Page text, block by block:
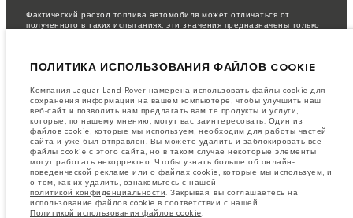
Фактический расход топлива автомобиля может отличаться от
полученного в таких испытаниях, эти значения предназначены только
настоящее время в мире наблюдается дефицит полупроводников,
транспортных средств, доступность опционального оборудования и
сроки производства. Ситуация меняется очень быстро. Поэтому
используемые на сайте изображения могут не в полной мере
соответствовать доступным особенностям, опциям, комплектациям и
цветовым схемам автомобилей. Подробную информацию о
действующих ограничениях уточняйте у авторизованных дилеров.
Информация, технические характеристики, двигатели и цвета на этом
веб-сайте указаны для европейских комплектаций автомобилей. Они
могут различаться в зависимости от рынка и могут быть изменены без
предварительного уведомления. Некоторые автомобили показаны с
дополнительным оборудованием, которое может быть недоступно для
некоторых рынков. Пожалуйста, свяжитесь с местным дилером, чтобы
ПОЛИТИКА ИСПОЛЬЗОВАНИЯ ФАЙЛОВ COOKIE
Компания Jaguar Land Rover намерена использовать файлы cookie для
сохранения информации на вашем компьютере, чтобы улучшить наш
веб-сайт и позволить нам предлагать вам те продукты и услуги,
которые, по нашему мнению, могут вас заинтересовать. Один из
файлов cookie, которые мы используем, необходим для работы частей
сайта и уже был отправлен. Вы можете удалить и заблокировать все
файлы cookie с этого сайта, но в таком случае некоторые элементы
могут работать некорректно. Чтобы узнать больше об онлайн-
поведенческой рекламе или о файлах cookie, которые мы используем, и
о том, как их удалить, ознакомьтесь с нашей
политикой конфиденциальности. Закрывая, вы соглашаетесь на
использование файлов cookie в соответствии с нашей
Политикой использования файлов cookie.